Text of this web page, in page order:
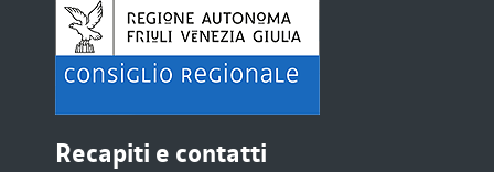
Recapiti e contatti